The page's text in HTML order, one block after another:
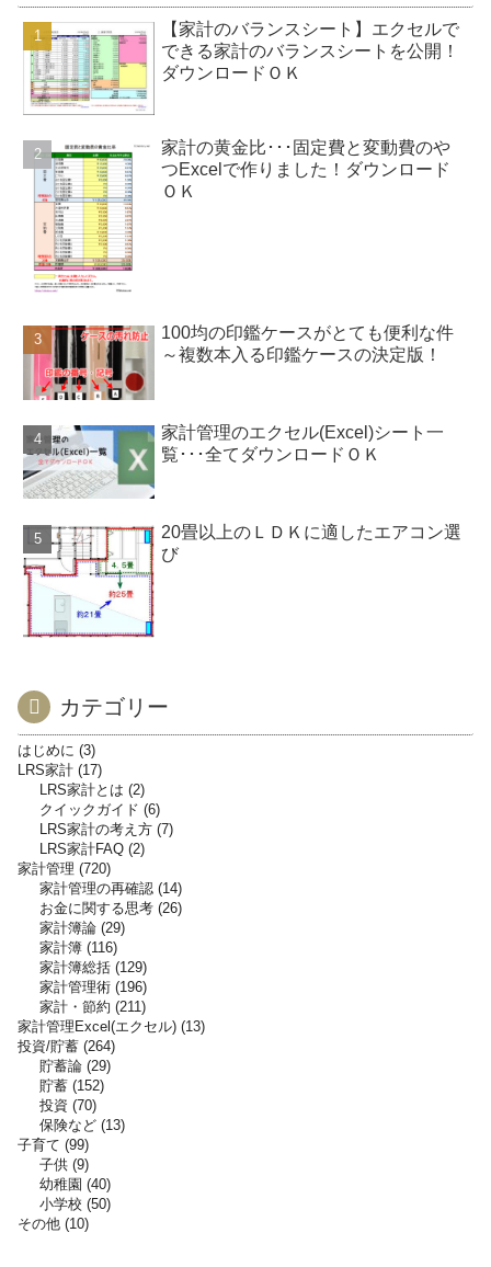
【家計のバランスシート】エクセルで
できる家計のバランスシートを公開！
ダウンロードＯＫ
家計の黄金比･･･固定費と変動費のや
つExcelで作りました！ダウンロード
ＯＫ
100均の印鑑ケースがとても便利な件
～複数本入る印鑑ケースの決定版！
家計管理のエクセル(Excel)シート一
覧･･･全てダウンロードＯＫ
20畳以上のＬＤＫに適したエアコン選
び
カテゴリー
はじめに
3
LRS家計 17
LRS家計とは
2
クイックガイド 6
LRS家計の考え方 7
LRS家計FAQ 2
家計管理 720
家計管理の再確認 14
お金に関する思考 26
家計簿論 29
家計簿 116
家計簿総括 129
家計管理術 196
家計・節約
211
家計管理Excel(エクセル) 13
投資/貯蓄 264
貯蓄論 29
貯蓄 152
投資 70
保険など 13
子育て 99
子供 9
幼稚園 40
小学校 50
その他 10